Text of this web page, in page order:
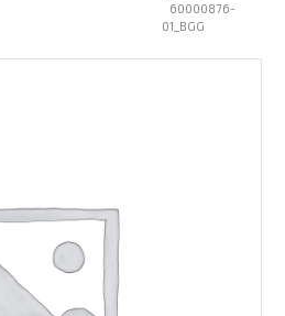
60000876-
01_BGG